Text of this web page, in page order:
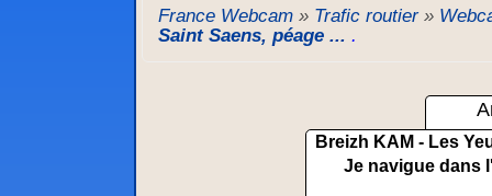
France Webcam » Trafic routier»
Saint Saens, péage ... .
Breizh KAM - Les
Je navigue dans